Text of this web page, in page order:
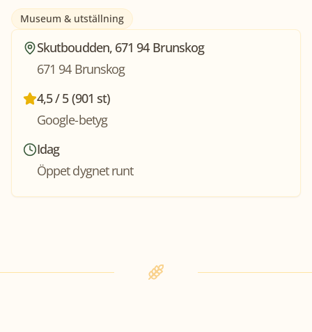
Museum & utställning
Skutboudden, 671 94 Brunskog
671 94 Brunskog
4,5 / 5 (901 st)
Google-betyg
Idag
Öppet dygnet runt